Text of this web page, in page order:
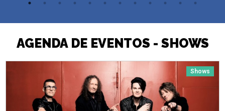
AGENDA DE EVENTOS - SHOWS
Shows